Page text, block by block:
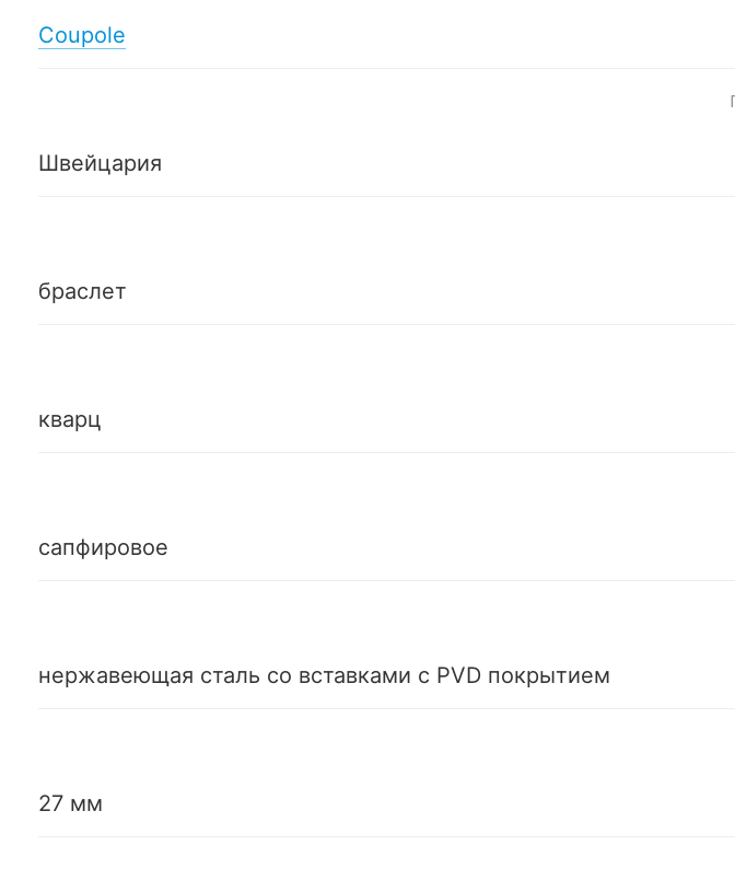
Coupole
Швейцария
браслет
кварц
сапфировое
нержавеющая сталь со вставками с PVD покрытием
27 мм